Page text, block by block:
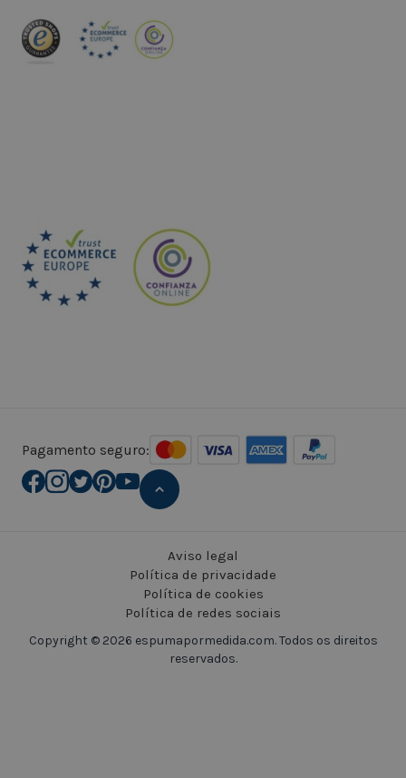
Pagamento seguro:
Aviso legal
Política de privacidade
Política de cookies
Política de redes sociais
Copyright © 2026 espumapormedida.com. Todos os direitos
reservados.